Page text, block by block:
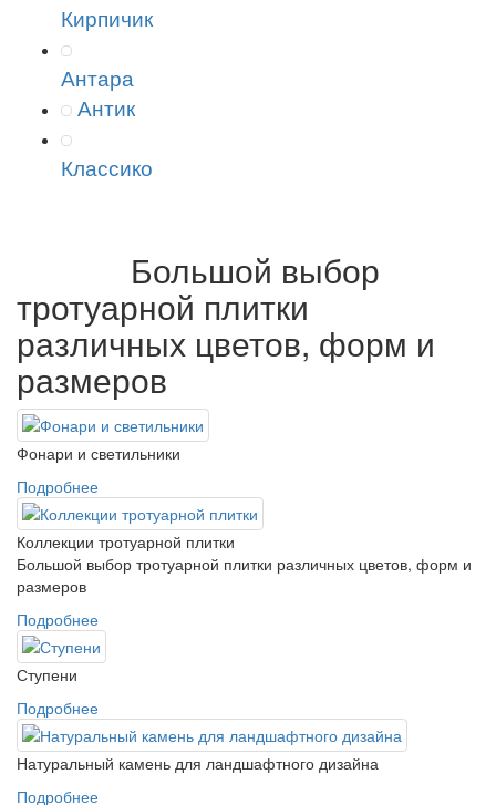
Кирпичик
Антара
Антик
Классико
Большой выбор
тротуарной плитки
различных цветов, форм и
размеров
Фонари и светильники
Подробнее
Коллекции тротуарной плитки
Большой выбор тротуарной плитки различных цветов, форм и
размеров
Подробнее
Ступени
Подробнее
Натуральный камень для ландшафтного дизайна
Подробнее